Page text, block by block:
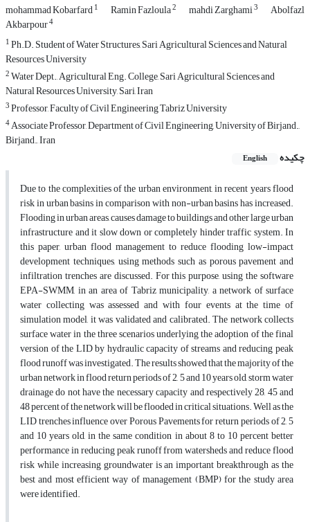
mohammad Kobarfard1 Ramin Fazloula2 mahdi Zarghami3 Abolfazl
Akbarpour4
1Ph.D. Student of Water Structures, Sari Agricultural Sciences and Natural
Resources University
2Water Dept., Agricultural Eng. College, Sari Agricultural Sciences and
Natural Resources University, Sari, Iran
3Professor, Faculty of Civil Engineering Tabriz University
4Associate Professor, Department of Civil Engineering, University of Birjand.,
Birjand., Iran
چکیده
English
Due to the complexities of the urban environment, in recent years flood
risk in urban basins in comparison with non-urban basins has increased.
Flooding in urban areas, causes damage to buildings and other large urban
infrastructure and it slow down or completely hinder traffic system. In
this paper, urban flood management to reduce flooding low-impact
development techniques, using methods such as porous pavement and
infiltration trenches are discussed. For this purpose, using the software
EPA-SWMM, in an area of Tabriz municipality, a network of surface
water collecting was assessed and with four events at the time of
simulation model, it was validated and calibrated. The network collects
surface water in the three scenarios underlying the adoption of the final
version of the LID by hydraulic capacity of streams and reducing peak
flood runoff was investigated. The results showed that the majority of the
urban network in flood return periods of 2, 5 and 10 years old, storm water
drainage do not have the necessary capacity and respectively 28, 45 and
48 percent of the network will be flooded in critical situations. Well as the
LID trenches influence over Porous Pavements for return periods of 2, 5
and 10 years old, in the same condition in about 8 to 10 percent better
performance in reducing peak runoff from watersheds and reduce flood
risk while increasing groundwater is an important breakthrough as the
best and most efficient way of management (BMP) for the study area
were identified.